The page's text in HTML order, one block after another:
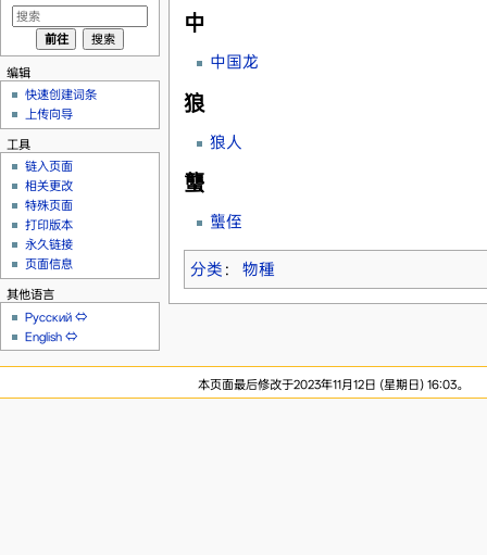
中
中国龙
狼
狼人
蠪
蠪侄
分类 ： 物種
编辑
快速创建词条
上传向导
工具
链入页面
相关更改
特殊页面
打印版本
永久链接
页面信息
其他语言
Русский ⇔
English ⇔
本页面最后修改于2023年11月12日 (星期日) 16:03。